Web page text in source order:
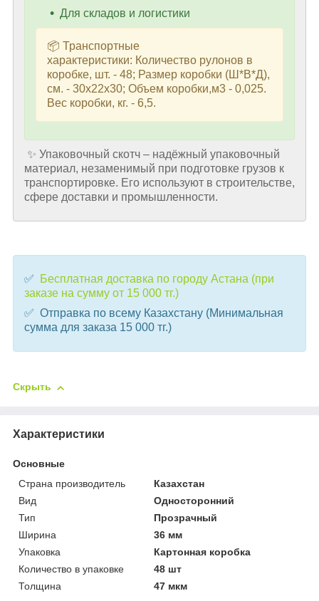
Для складов и логистики
📦 Транспортные
характеристики: Количество рулонов в
коробке, шт. - 48; Размер коробки (Ш*В*Д),
см. - 30х22х30; Объем коробки,м3 - 0,025.
Вес коробки, кг. - 6,5.
✨ Упаковочный скотч – надёжный упаковочный
материал, незаменимый при подготовке грузов к
транспортировке. Его используют в строительстве,
сфере доставки и промышленности.
✅
Бесплатная доставка по городу Астана (при
заказе на сумму от 15 000 тг.)
✅ Отправка по всему Казахстану (Минимальная
сумма для заказа 15 000 тг.)
Скрыть
Характеристики
Основные
Страна производитель
Казахстан
Вид
Односторонний
Тип
Прозрачный
Ширина
36 мм
Упаковка
Картонная коробка
Количество в упаковке
48 шт
Толщина
47 мкм